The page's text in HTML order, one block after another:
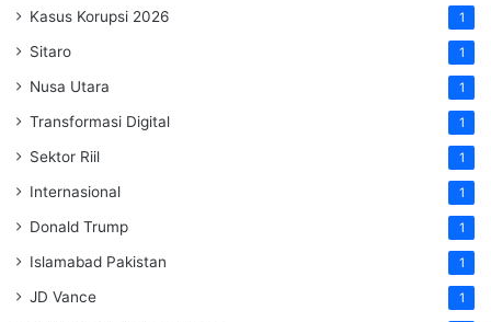
Kasus Korupsi 2026 1
Sitaro 1
Nusa Utara 1
Transformasi Digital 1
Sektor Riil 1
Internasional 1
Donald Trump 1
Islamabad Pakistan 1
JD Vance 1